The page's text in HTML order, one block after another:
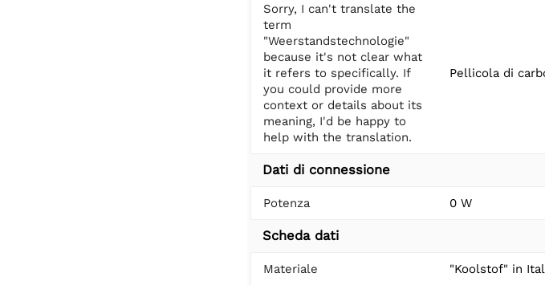
Sorry, I can't translate the
term
"Weerstandstechnologie"
because it's not clear what
it refers to specifically. If
you could provide more
context or details about its
meaning, I'd be happy to
help with the translation.
Pellicola di
Dati di connessione
Potenza 0 W
Scheda dati
Materiale "Koolstof" in